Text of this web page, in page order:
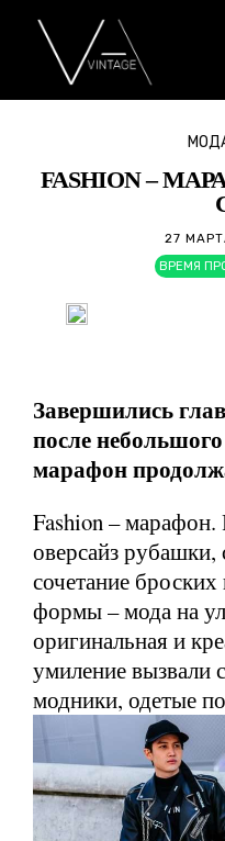
FASHION –
27
ВРЕМЯ
Завершились
после
марафон
Fashion – марафон.
оверсайз
сочетание
формы – мода на
оригинальная и
умиление вызвали
модники, одетые